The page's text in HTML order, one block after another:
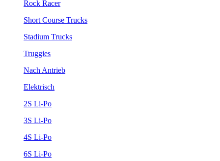
Rock Racer
Short Course Trucks
Stadium Trucks
Truggies
Nach Antrieb
Elektrisch
2S Li-Po
3S Li-Po
4S Li-Po
6S Li-Po